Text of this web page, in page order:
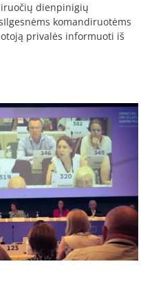
dienpinigių
komandiruotėms
privalės informuoti iš